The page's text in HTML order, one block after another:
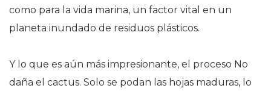
como para la vida marina, un factor vital en un
planeta inundado de residuos plásticos.
Y lo que es aún más impresionante, el proceso No
daña el cactus. Solo se podan las hojas maduras, lo